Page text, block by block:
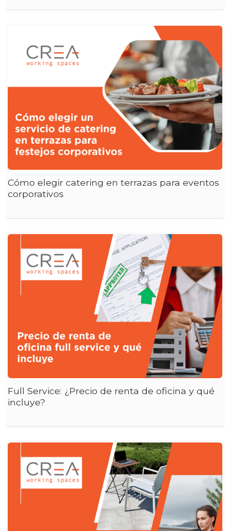
Cómo elegir catering en terrazas para eventos
corporativos
Full Service: ¿Precio de renta de oficina y qué
incluye?